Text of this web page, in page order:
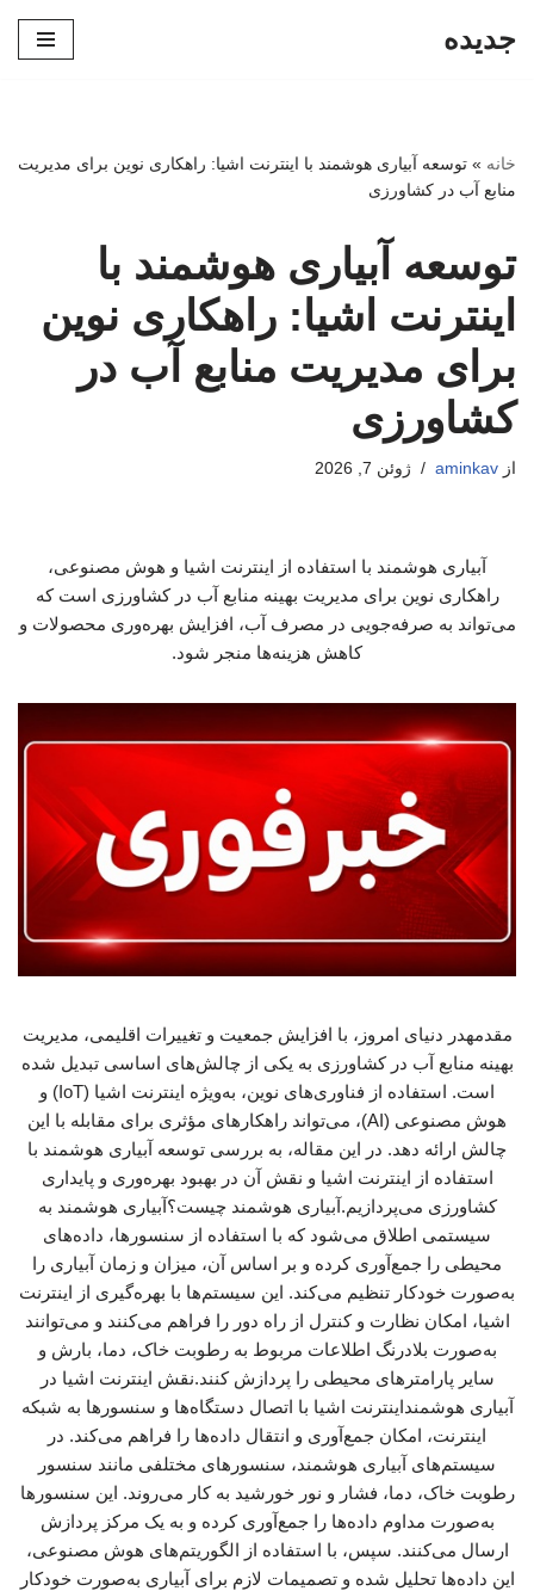
جدیده
خانه » توسعه آبیاری هوشمند با اینترنت اشیا: راهکاری نوین برای مدیریت
منابع آب در کشاورزی
توسعه آبیاری هوشمند با
اینترنت اشیا: راهکاری نوین
برای مدیریت منابع آب در
کشاورزی
از aminkav ژوئن 7, 2026
آبیاری هوشمند با استفاده از اینترنت اشیا و هوش مصنوعی،
راهکاری نوین برای مدیریت بهینه منابع آب در کشاورزی است که
می‌تواند به صرفه‌جویی در مصرف آب، افزایش بهره‌وری محصولات و
کاهش هزینه‌ها منجر شود.
مقدمهدر دنیای امروز، با افزایش جمعیت و تغییرات اقلیمی، مدیریت
بهینه منابع آب در کشاورزی به یکی از چالش‌های اساسی تبدیل شده
است. استفاده از فناوری‌های نوین، به‌ویژه اینترنت اشیا (IoT) و
هوش مصنوعی (AI)، می‌تواند راهکارهای مؤثری برای مقابله با این
چالش ارائه دهد. در این مقاله، به بررسی توسعه آبیاری هوشمند با
استفاده از اینترنت اشیا و نقش آن در بهبود بهره‌وری و پایداری
کشاورزی می‌پردازیم.آبیاری هوشمند چیست؟آبیاری هوشمند به
سیستمی اطلاق می‌شود که با استفاده از سنسورها، داده‌های
محیطی را جمع‌آوری کرده و بر اساس آن، میزان و زمان آبیاری را
به‌صورت خودکار تنظیم می‌کند. این سیستم‌ها با بهره‌گیری از اینترنت
اشیا، امکان نظارت و کنترل از راه دور را فراهم می‌کنند و می‌توانند
به‌صورت بلادرنگ اطلاعات مربوط به رطوبت خاک، دما، بارش و
سایر پارامترهای محیطی را پردازش کنند.نقش اینترنت اشیا در
آبیاری هوشمنداینترنت اشیا با اتصال دستگاه‌ها و سنسورها به شبکه
اینترنت، امکان جمع‌آوری و انتقال داده‌ها را فراهم می‌کند. در
سیستم‌های آبیاری هوشمند، سنسورهای مختلفی مانند سنسور
رطوبت خاک، دما، فشار و نور خورشید به کار می‌روند. این سنسورها
به‌صورت مداوم داده‌ها را جمع‌آوری کرده و به یک مرکز پردازش
ارسال می‌کنند. سپس، با استفاده از الگوریتم‌های هوش مصنوعی،
این داده‌ها تحلیل شده و تصمیمات لازم برای آبیاری به‌صورت خودکار